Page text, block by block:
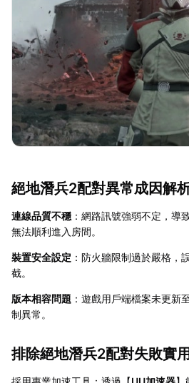
絕地潛兵2配對異常成因解
連線品質不穩 ：網路訊號強弱不定，導
無法順利進入房間。
裝置安全設定 ：防火牆限制過於嚴格，
截。
版本相容問題 ：遊戲用戶端檔案未更新
制異常。
排除絕地潛兵2配對失敗實